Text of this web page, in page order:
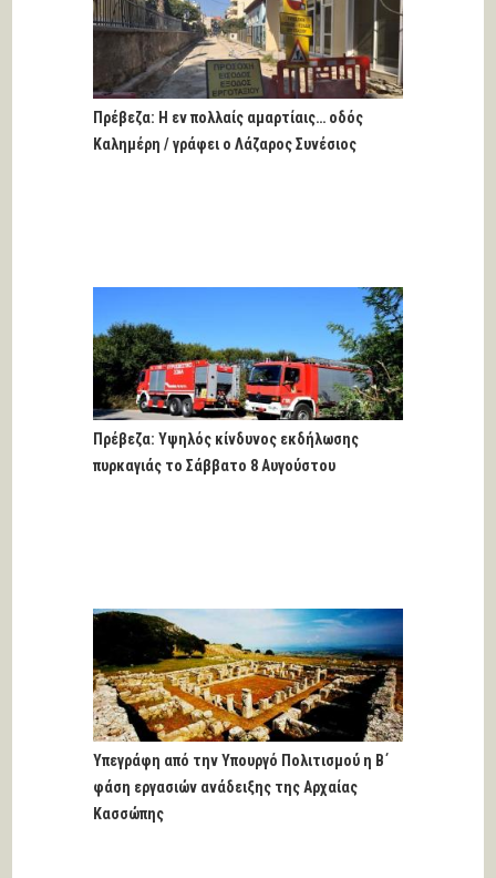
Πρέβεζα: Η εν πολλαίς αμαρτίαις… οδός
Καλημέρη / γράφει ο Λάζαρος Συνέσιος
Πρέβεζα: Υψηλός κίνδυνος εκδήλωσης
πυρκαγιάς το Σάββατο 8 Αυγούστου
Υπεγράφη από την Υπουργό Πολιτισμού η Β΄
φάση εργασιών ανάδειξης της Αρχαίας
Κασσώπης